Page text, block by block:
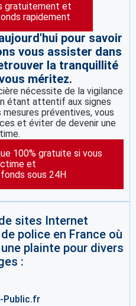
gratuitement et
rapidement
pour savoir
vous assister dans
la tranquillité
méritez.
nécessite de la vigilance
étant attentif aux signes
préventives, vous
et éviter de devenir une
100% gratuite si vous
et
sous 24H
sites Internet
police en France où
plainte pour divers
:
Public.fr